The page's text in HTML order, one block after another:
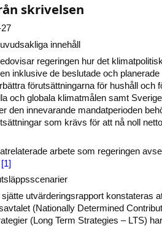
skrivelsen
innehåll
regeringen hur det
inklusive de beslutade och
förutsättningarna för hushåll och
och globala klimatmålen samt
den innevarande mandatperioden
som krävs för att nå noll
arbete som regeringen
[1]
utvärderingsrapport konstateras
(Nationally Determined
(Long Term Strategies – LTS)